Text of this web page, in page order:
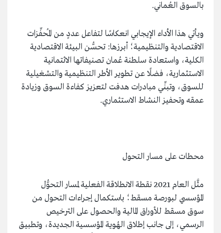
بالسوق العُماني.
ويأتي هذا الأداء الإيجابي انعكاسًا لتفاعل عددٍ من المُحفِّزات
الاقتصادية والتنظيمية؛ أبرزها: تحسُّن البيئة الاقتصادية
الكلية، واستعادة سلطنة عُمان تصنيفاتها الائتمانية
الاستثمارية، فضلًا عن تطوير الأطر التنظيمية والتشغيلية
للسوق، وتبنِّي مبادرات هدفت لتعزيز كفاءة السوق وزيادة
عمقه وتحفيز النشاط الاستثماري.
محطات على مسار التحول
مثَّل العام 2021 نقطة الانطلاقة الفعلية لمسار التحوُّل
المؤسسي لبورصة مسقط؛ باستكمال إجراءات التحول من
سوق مسقط للأوراق المالية والحصول على الترخيص
الرسمي، إلى جانب إطلاق الهُوية المؤسسية الجديدة، وتطبيق